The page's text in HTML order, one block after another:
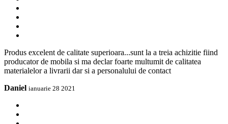
Produs excelent de calitate superioara...sunt la a treia achizitie fiind
producator de mobila si ma declar foarte multumit de calitatea
materialelor a livrarii dar si a personalului de contact
Daniel ianuarie 28 2021